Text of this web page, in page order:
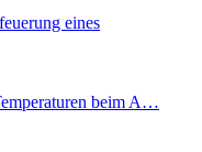
eines
beim A…